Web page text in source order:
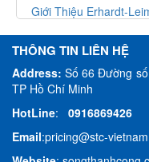
Giới Thiệu Erhardt-
THÔNG TIN LIÊN HỆ
Address:Số 66 Đường
TP Hồ Chí Minh
HotLine: 0916869426
Email:pricing@stc-